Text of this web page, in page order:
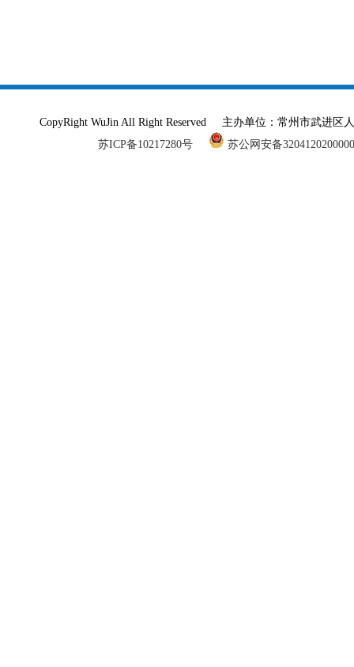
CopyRight WuJin All Right Reserved 主办单位：常州市武进
苏ICP备10217280号
苏公网安备